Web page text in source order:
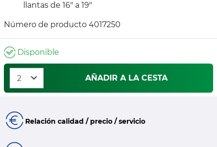
llantas de 16" a 19"
Número de producto 4017250
Disponible
AÑADIR A LA CESTA
Relación calidad / precio / servicio